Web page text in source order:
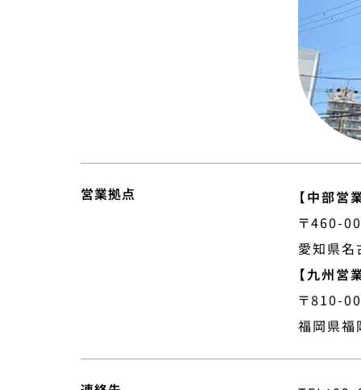
営業拠点
【中部営
〒460-
愛知県
【九州営
〒810-
福岡県